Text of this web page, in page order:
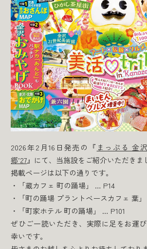
2026年2月16日発売の『 まっぷる 金
郷’27』にて、当施設をご紹介いただきま
掲載ページは以下の通りです。
・「蔵カフェ 町の踊場」 … P14
・「町の踊場 プラントベースカフェ 葉
・「町家ホテル 町の踊場」 … P101
ぜひご一読いただき、実際に足をお運
幸いです。